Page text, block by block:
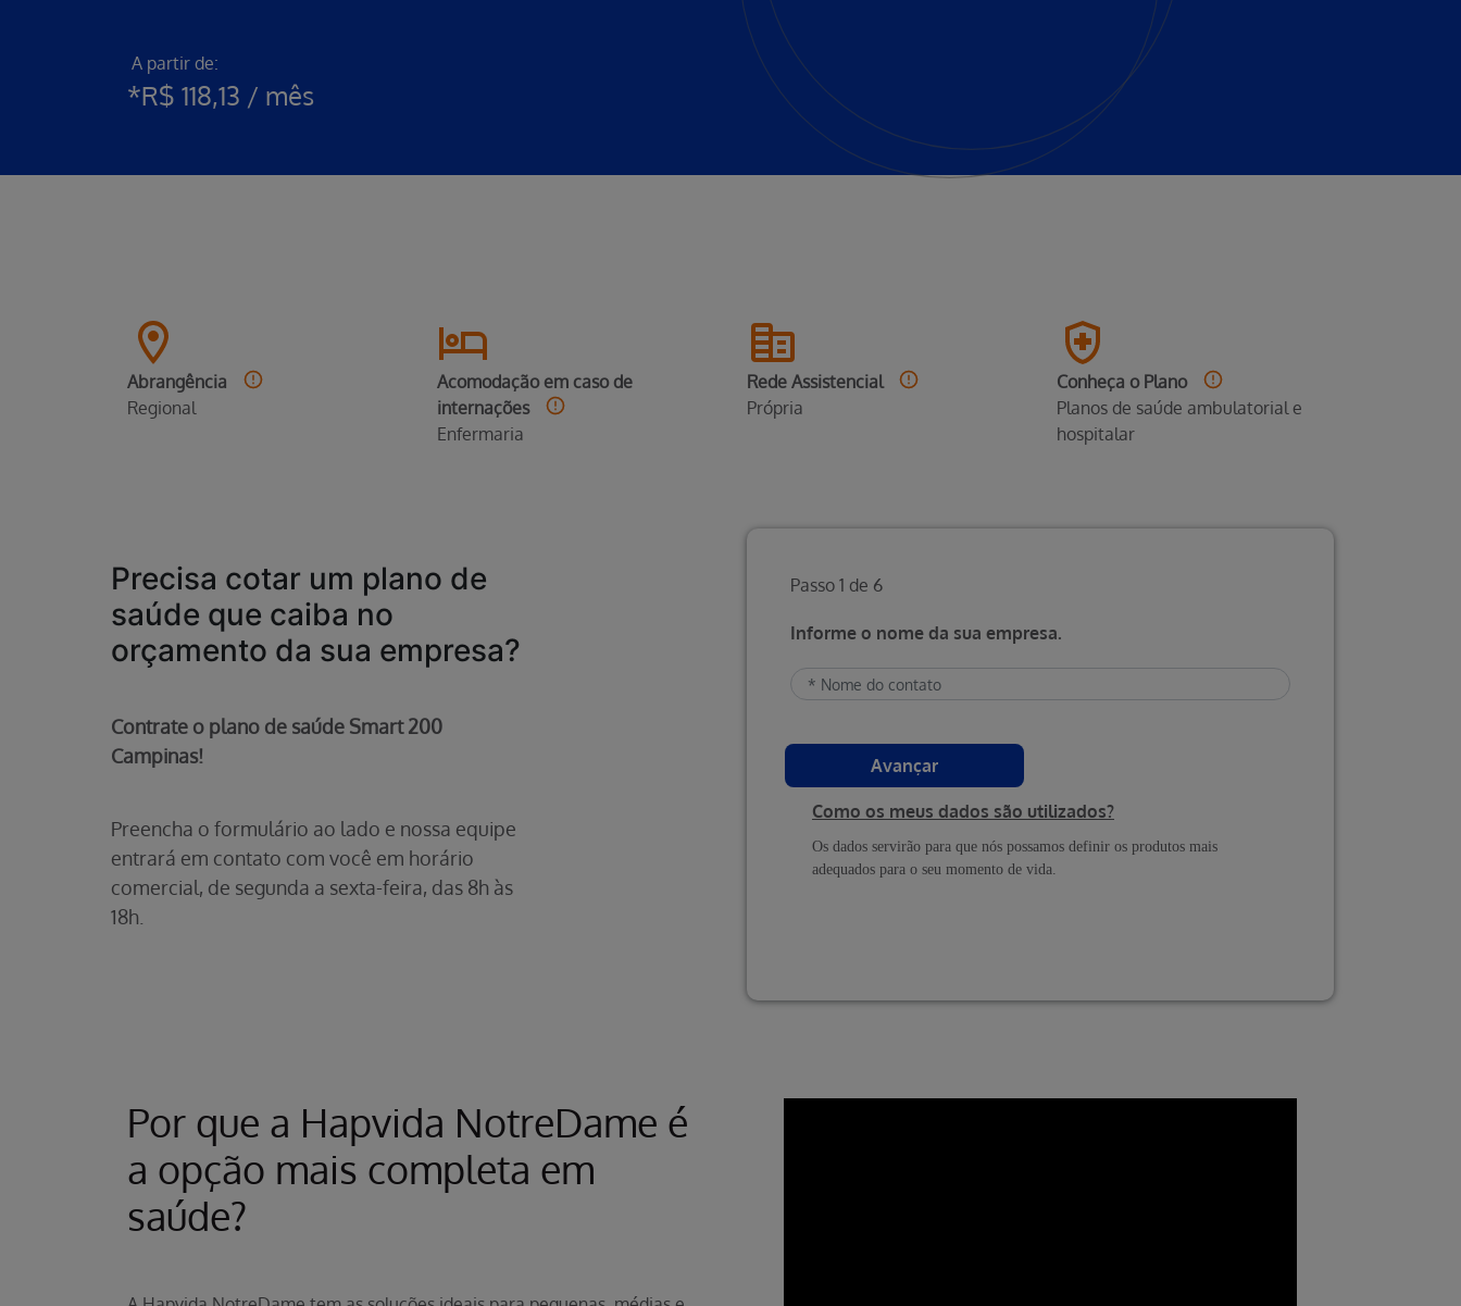
A partir de:
*R$ 118,13 / mês
Abrangência
Regional
Acomodação em caso de
internações
Enfermaria
Rede Assistencial
Própria
Conheça o Plano
Planos de saúde ambulatorial e
hospitalar
Precisa cotar um plano de
saúde que caiba no
orçamento da sua empresa?
Contrate o plano de saúde Smart 200
Campinas!
Preencha o formulário ao lado e nossa equipe
entrará em contato com você em horário
comercial, de segunda a sexta-feira, das 8h às
18h.
Passo 1 de 6
Informe o nome da sua empresa.
Avançar
Como os meus dados são utilizados?
Os dados servirão para que nós possamos definir os produtos mais
adequados para o seu momento de vida.
Por que a Hapvida NotreDame é
a opção mais completa em
saúde?